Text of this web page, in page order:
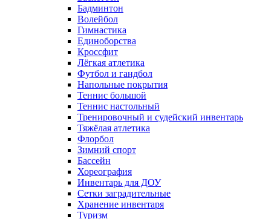
Бадминтон
Волейбол
Гимнастика
Единоборства
Кроссфит
Лёгкая атлетика
Футбол и гандбол
Напольные покрытия
Теннис большой
Теннис настольный
Тренировочный и судейский инвентарь
Тяжёлая атлетика
Флорбол
Зимний спорт
Бассейн
Хореография
Инвентарь для ДОУ
Сетки заградительные
Хранение инвентаря
Туризм